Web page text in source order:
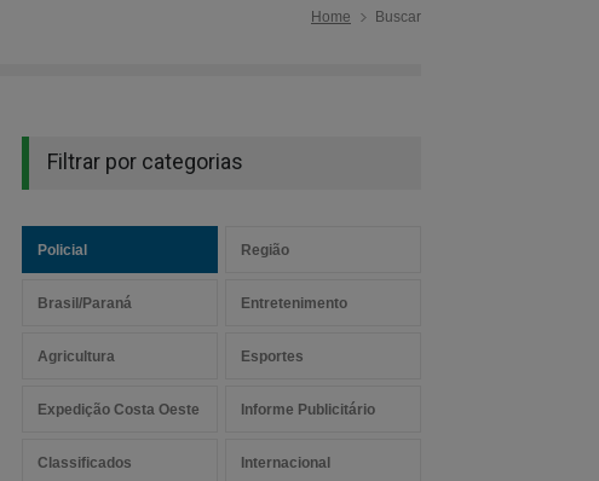
Home Buscar
Filtrar por categorias
Policial Região
Brasil/Paraná Entretenimento
Agricultura Esportes
Expedição Costa Oeste Informe Publicitário
Classificados Internacional